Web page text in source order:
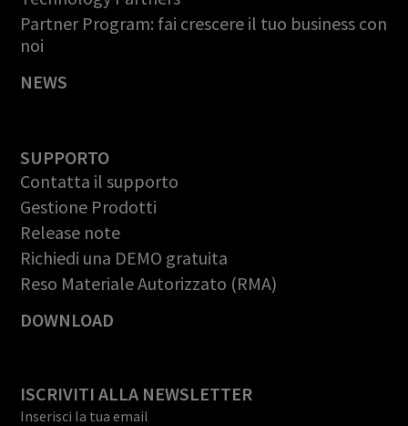
Partner Program: fai crescere il tuo business con
noi
NEWS
SUPPORTO
Contatta il supporto
Gestione Prodotti
Release note
Richiedi una DEMO gratuita
Reso Materiale Autorizzato (RMA)
DOWNLOAD
ISCRIVITI ALLA NEWSLETTER
Inserisci la tua email